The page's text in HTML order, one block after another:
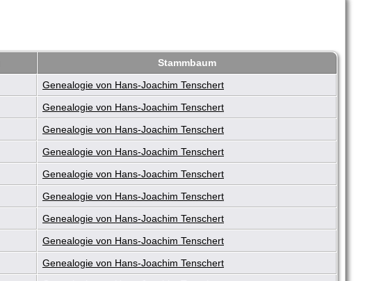
Stammbaum
Genealogie von Hans-Joachim Tenschert
Genealogie von Hans-Joachim Tenschert
Genealogie von Hans-Joachim Tenschert
Genealogie von Hans-Joachim Tenschert
Genealogie von Hans-Joachim Tenschert
Genealogie von Hans-Joachim Tenschert
Genealogie von Hans-Joachim Tenschert
Genealogie von Hans-Joachim Tenschert
Genealogie von Hans-Joachim Tenschert